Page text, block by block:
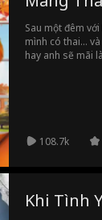
Sau một đêm
mình có thai...
hay anh sẽ mãi
108.7k
Khi Tình